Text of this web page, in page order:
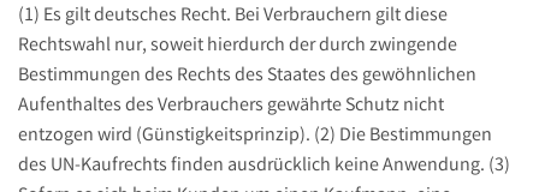
(1) Es gilt deutsches Recht. Bei Verbrauchern gilt diese
Rechtswahl nur, soweit hierdurch der durch zwingende
Bestimmungen des Rechts des Staates des gewöhnlichen
Aufenthaltes des Verbrauchers gewährte Schutz nicht
entzogen wird (Günstigkeitsprinzip). (2) Die Bestimmungen
des UN-Kaufrechts finden ausdrücklich keine Anwendung. (3)